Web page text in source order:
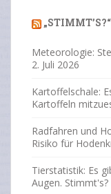
Meteorologie:
2. Juli 2026
Kartoffelschale:
Kartoffeln
Radfahren und
Risiko für
Tierstatistik: Es
Augen. Stimmt's?